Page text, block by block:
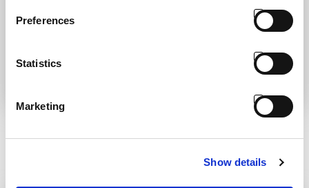
Preferences
Statistics
Marketing
Show details
MYPLANT & GARDEN
Siamo Presenti!
DISCOVER THE